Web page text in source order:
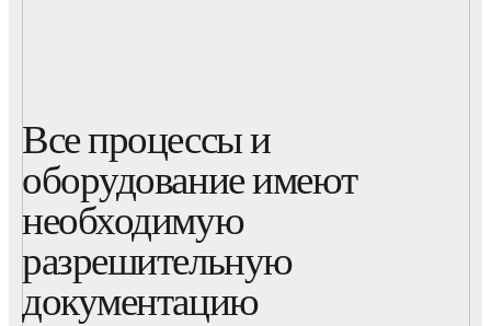
Все процессы и
оборудование имеют
необходимую
разрешительную
документацию